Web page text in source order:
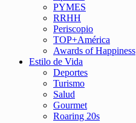
PYMES
RRHH
Periscopio
TOP+América
Awards of Happiness
Estilo de Vida
Deportes
Turismo
Salud
Gourmet
Roaring 20s